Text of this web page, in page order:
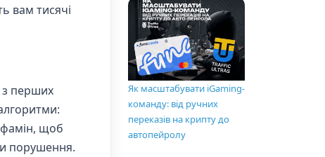
вам тисячі
з перших
щоб
порушення.
Як масштабувати iGaming-
команду: від ручних
переказів на крипту до
автопейролу